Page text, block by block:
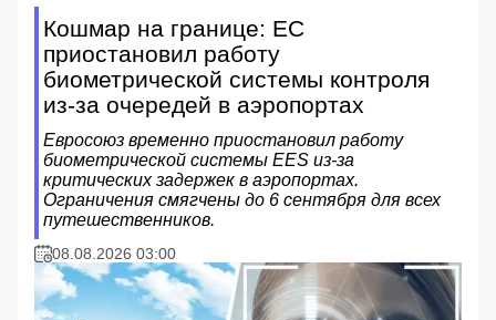
Кошмар на границе: ЕС
приостановил работу
биометрической системы контроля
из-за очередей в аэропортах
Евросоюз временно приостановил работу
биометрической системы EES из-за
критических задержек в аэропортах.
Ограничения смягчены до 6 сентября для всех
путешественников.
08.08.2026 03:00